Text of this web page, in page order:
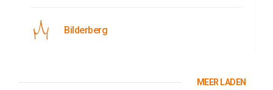
Bilderberg
MEER LADEN